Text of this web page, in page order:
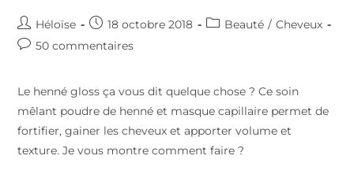
Héloïse 18 octobre 2018 Beauté / Cheveux
50 commentaires
Le henné gloss ça vous dit quelque chose ? Ce soin
mêlant poudre de henné et masque capillaire permet de
fortifier, gainer les cheveux et apporter volume et
texture. Je vous montre comment faire ?